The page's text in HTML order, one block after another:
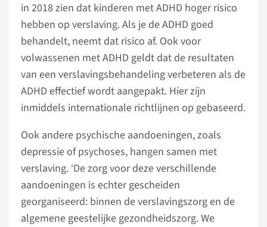
in 2018 zien dat kinderen met ADHD hoger risico
hebben op verslaving. Als je de ADHD goed
behandelt, neemt dat risico af. Ook voor
volwassenen met ADHD geldt dat de resultaten
van een verslavingsbehandeling verbeteren als de
ADHD effectief wordt aangepakt. Hier zijn
inmiddels internationale richtlijnen op gebaseerd.
Ook andere psychische aandoeningen, zoals
depressie of psychoses, hangen samen met
verslaving. ‘De zorg voor deze verschillende
aandoeningen is echter gescheiden
georganiseerd: binnen de verslavingszorg en de
algemene geestelijke gezondheidszorg. We